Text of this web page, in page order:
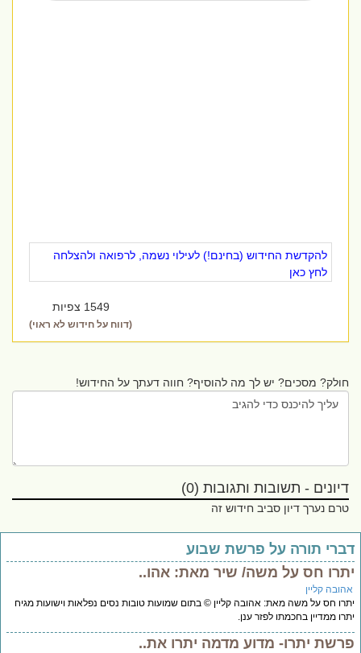
להקדשת החידוש (בחינם!) לעילוי נשמה, לרפואה ולהצלחה
לחץ כאן
1549 צפיות
(דווח על חידוש לא ראוי)
חולק? מסכים? יש לך מה להוסיף? חווה דעתך על החידוש!
דיונים - תשובות ותגובות (0)
טרם נערך דיון סביב חידוש זה
תורה על פרשת שבוע
חס על משה/ שיר מאת: אהו..
קליין
חס על משה מאת: אהובה קליין © בתום שמועות טובות נסים נפלאות וישועות מגיח
ממדיין בחכמתו לפזר ענן.
יתרו- מדוע מדמה יתרו את..